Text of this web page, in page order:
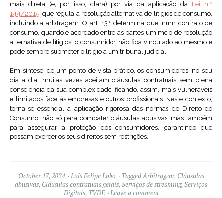
mais direta (e, por isso, clara) por via da aplicação da Lei n.º
144/2015, que regula a resolução alternativa de litígios de consumo,
incluindo a arbitragem. O art. 13.º determina que, num contrato de
consumo, quando é acordado entre as partes um meio de resolução
alternativa de lítigios, o consumidor não fica vinculado ao mesmo e
pode sempre submeter o litígio a um tribunal judicial.
Em síntese, de um ponto de vista prático, os consumidores, no seu
dia a dia, muitas vezes aceitam cláusulas contratuais sem plena
consciência da sua complexidade, ficando, assim, mais vulneráveis
e limitados face às empresas e outros profissionais. Neste contexto,
torna-se essencial a aplicação rigorosa das normas de Direito do
Consumo, não só para combater cláusulas abusivas, mas também
para assegurar a proteção dos consumidores, garantindo que
possam exercer os seus direitos sem restrições.
October 17, 2024 Luís Felipe Lobo TaggedArbitragem, Cláusulas
abusivas, Cláusulas contratuais gerais, Serviços de streaming, Serviços
Digitais, TVDE Leave a comment